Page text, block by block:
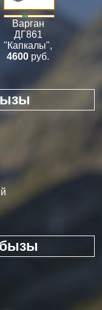
Варган
ДГ861
"Капкалы",
4600 руб.